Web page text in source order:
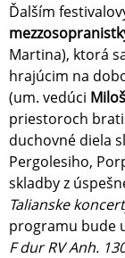
Ďalším
Martina), ktorá
hrajúcim na
(um. vedúci
priestoroch
duchovné diela
Pergolesiho,
skladby z
Talianske
programu bude
F dur RV Anh.